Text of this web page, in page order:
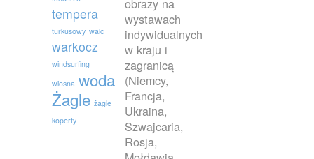
tempera
turkusowy walc
warkocz
windsurfing
wiosna woda
Żagle żagle
koperty
obrazy na
wystawach
indywidualnych
w kraju i
zagranicą
(Niemcy,
Francja,
Ukraina,
Szwajcaria,
Rosja,